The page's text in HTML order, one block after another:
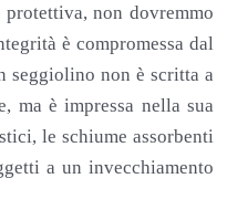
non dovremmo
è compromessa dal
seggiolino non è scritta a
ma è impressa nella sua
le schiume assorbenti
a un invecchiamento